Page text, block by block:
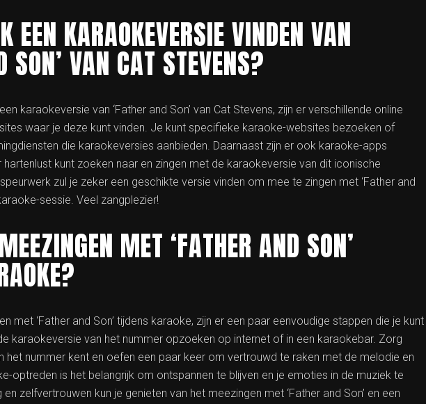
EEN KARAOKEVERSIE VINDEN VAN
SON’ VAN CAT STEVENS?
karaokeversie van ‘Father and Son’ van Cat Stevens, zijn er verschillende online
waar je deze kunt vinden. Je kunt specifieke karaoke-websites bezoeken of
die karaokeversies aanbieden. Daarnaast zijn er ook karaoke-apps
kunt zoeken naar en zingen met de karaokeversie van dit iconische
zul je zeker een geschikte versie vinden om mee te zingen met ‘Father and
sessie. Veel zangplezier!
MET ‘FATHER AND SON’
met ‘Father and Son’ tijdens karaoke, zijn er een paar eenvoudige stappen die je kunt
karaokeversie van het nummer opzoeken op internet of in een karaokebar. Zorg
het nummer kent en oefen een paar keer om vertrouwd te raken met de melodie en
optreden is het belangrijk om ontspannen te blijven en je emoties in de muziek te
zelfvertrouwen kun je genieten van het meezingen met ‘Father and Son’ en een